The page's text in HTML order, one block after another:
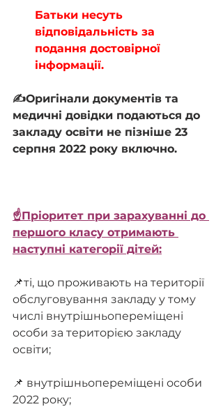
Батьки несуть
відповідальність за
подання достовірної
інформації.
✍️Оригінали документів та
медичні довідки подаються до
закладу освіти не пізніше 23
серпня 2022 року включно.
☝️Пріоритет при зарахуванні до
першого класу отримають
наступні категорії дітей:
📌ті, що проживають на території
обслуговування закладу у тому
числі внутрішньопереміщені
особи за територією закладу
освіти;
📌 внутрішньопереміщені особи
2022 року;